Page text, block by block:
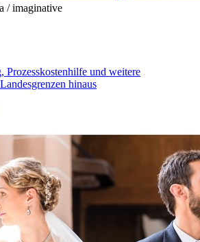
/ imaginative
Prozesskostenhilfe und weitere
hinaus